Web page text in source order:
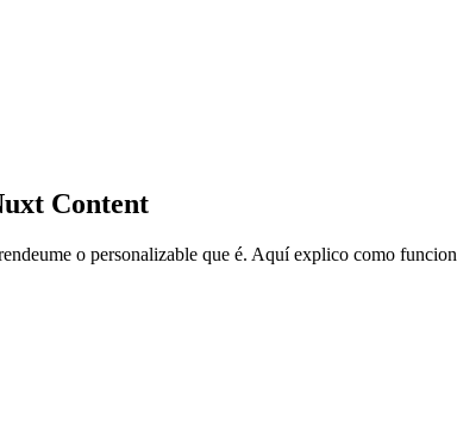
Content
o personalizable que é. Aquí explico como